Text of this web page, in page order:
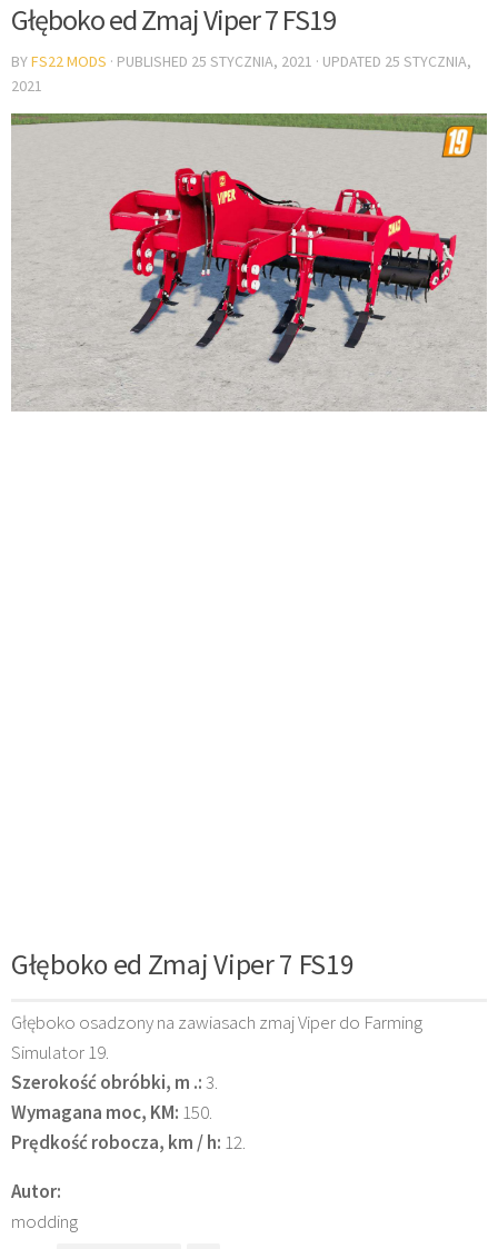
Głęboko ed Zmaj Viper 7 FS19
BYFS22 MODS · PUBLISHED 25 STYCZNIA, 2021 · UPDATED 25 STYCZNIA,
2021
Głęboko ed Zmaj Viper 7 FS19
Głęboko osadzony na zawiasach zmaj Viper do Farming
Simulator 19.
Szerokość obróbki, m .:3.
Wymagana moc, KM: 150.
Prędkość robocza, km / h: 12.
Autor:
modding